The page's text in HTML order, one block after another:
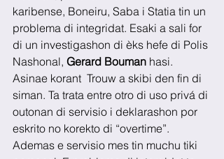
karibense, Boneiru, Saba i Statia tin un
problema di integridat. Esaki a sali for
di un investigashon di èks hefe di Polis
Nashonal, Gerard Bouman hasi.
Asinae korant  Trouw a skibi den fin di
siman. Ta trata entre otro di uso privá di
outonan di servisio i deklarashon por
eskrito no korekto di “overtime”.
Ademas e servisio mes tin muchu tiki